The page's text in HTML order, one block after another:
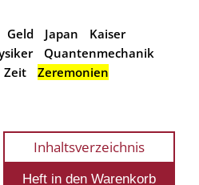
Geld Japan
Kaiser
Quantenmechanik
Zeit
Zeremonien
Inhaltsverzeichnis